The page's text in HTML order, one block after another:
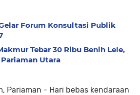
Forum Konsultasi Publik
Tebar 30 Ribu Benih Lele,
Utara
Pariaman - Hari bebas kendaraan